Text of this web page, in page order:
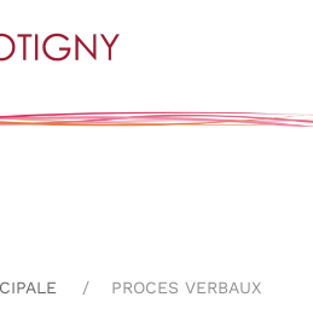
PROCES VERBAUX